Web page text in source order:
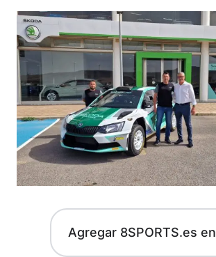
Agregar 8SPORTS.es en